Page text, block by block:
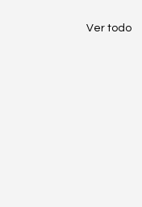
Ver todo